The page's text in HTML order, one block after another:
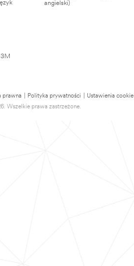
angielski)
prawna Polityka prywatności
Ustawienia cookie
Wszelkie prawa zastrzeżone.